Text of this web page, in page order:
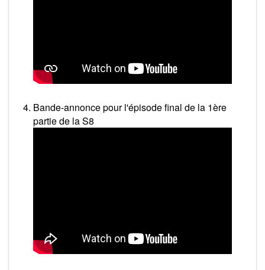
Bande-annonce pour l'épisode final de la 1ère
partie de la S8